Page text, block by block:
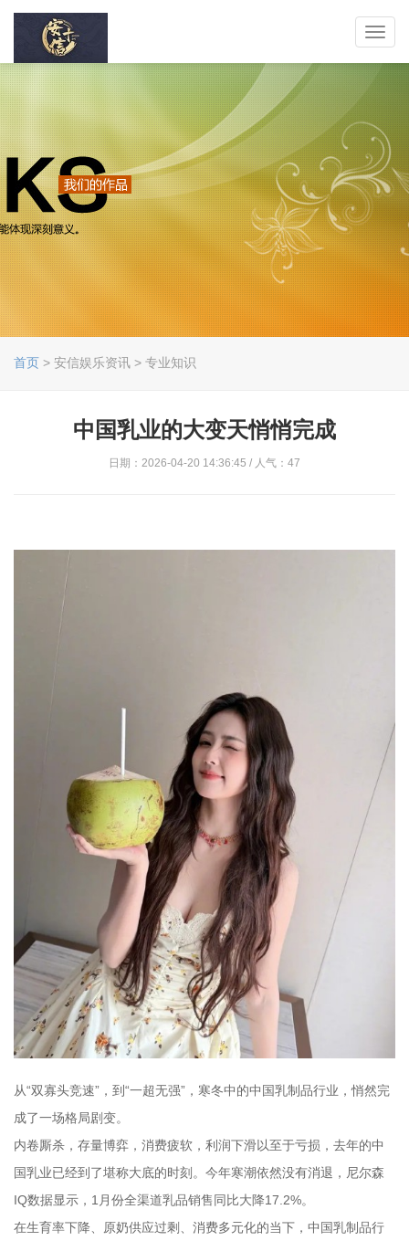
首页 > 安信娱乐资讯 > 专业知识
中国乳业的大变天悄悄完成
日期：2026-04-20 14:36:45 / 人气：47
从“双寡头竞速”，到“一超无强”，寒冬中的中国乳制品行业，悄然完
成了一场格局剧变。
内卷厮杀，存量博弈，消费疲软，利润下滑以至于亏损，去年的中
国乳业已经到了堪称大底的时刻。今年寒潮依然没有消退，尼尔森
IQ数据显示，1月份全渠道乳品销售同比大降17.2%。
在生育率下降、原奶供应过剩、消费多元化的当下，中国乳制品行